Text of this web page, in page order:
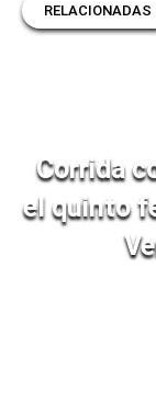
RELACIONADAS
Corrida
el quinto